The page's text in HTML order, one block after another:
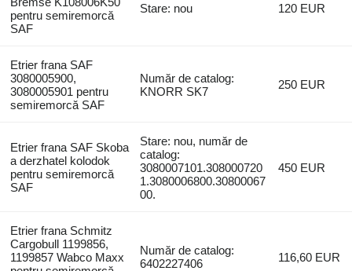
pentru semiremorcă
SAF
Stare: nou 120 EUR
Etrier frana SAF
3080005900,
3080005901 pentru
semiremorcă SAF
Număr de catalog:
KNORR SK7
250 EUR
Etrier frana SAF Skoba
a derzhatel kolodok
pentru semiremorcă
SAF
Stare: nou, număr de
catalog:
3080007101.308000720
1.3080006800.30800067
00.
450 EUR
Etrier frana Schmitz
Cargobull 1199856,
1199857 Wabco Maxx
Număr de catalog:
6402227406
116,60 EUR